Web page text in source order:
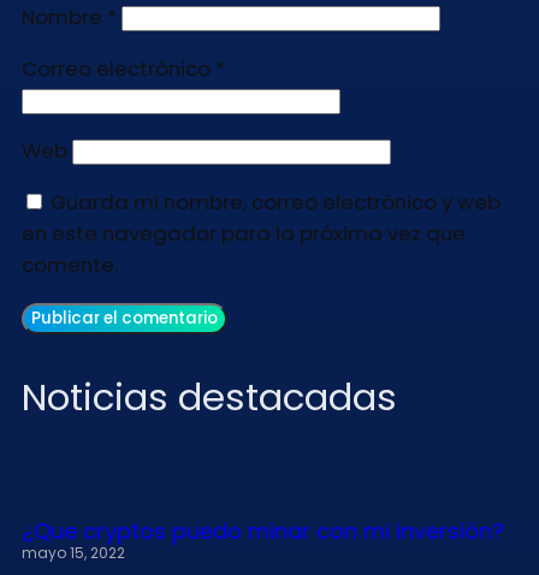
Nombre *
Correo electrónico *
Web
Guarda mi nombre, correo electrónico y web
en este navegador para la próxima vez que
comente.
Noticias destacadas
¿Que cryptos puedo minar con mi inversión?
mayo 15, 2022